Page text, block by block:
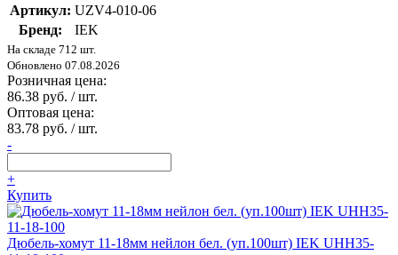
Артикул: UZV4-010-06
Бренд:
IEK
На складе 712 шт.
Обновлено 07.08.2026
Розничная цена:
86.38 руб. / шт.
Оптовая цена:
83.78 руб. / шт.
-
+
Купить
Дюбель-хомут 11-18мм нейлон бел. (уп.100шт) IEK UHH35-